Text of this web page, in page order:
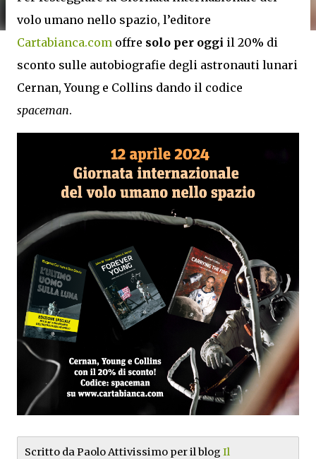
volo umano nello spazio, l’editore
Cartabianca.com offre solo per oggi il 20% di
sconto sulle autobiografie degli astronauti lunari
Cernan, Young e Collins dando il codice
spaceman.
Scritto da Paolo Attivissimo per il blog Il